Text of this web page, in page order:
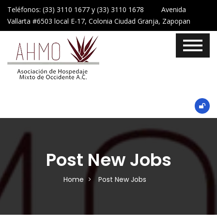
Teléfonos: (33) 3110 1677 y (33) 3110 1678 Avenida
Vallarta #6503 local E-17, Colonia Ciudad Granja, Zapopan
Post New Jobs
Home Post New Jobs